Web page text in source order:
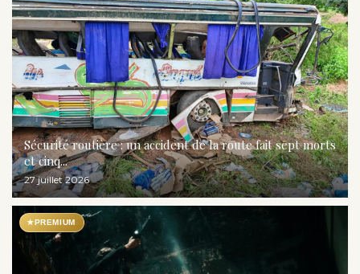
Sécurité routière : un accident de la route fait sept morts
et cinq...
27 juillet 2026
★PREMIUM